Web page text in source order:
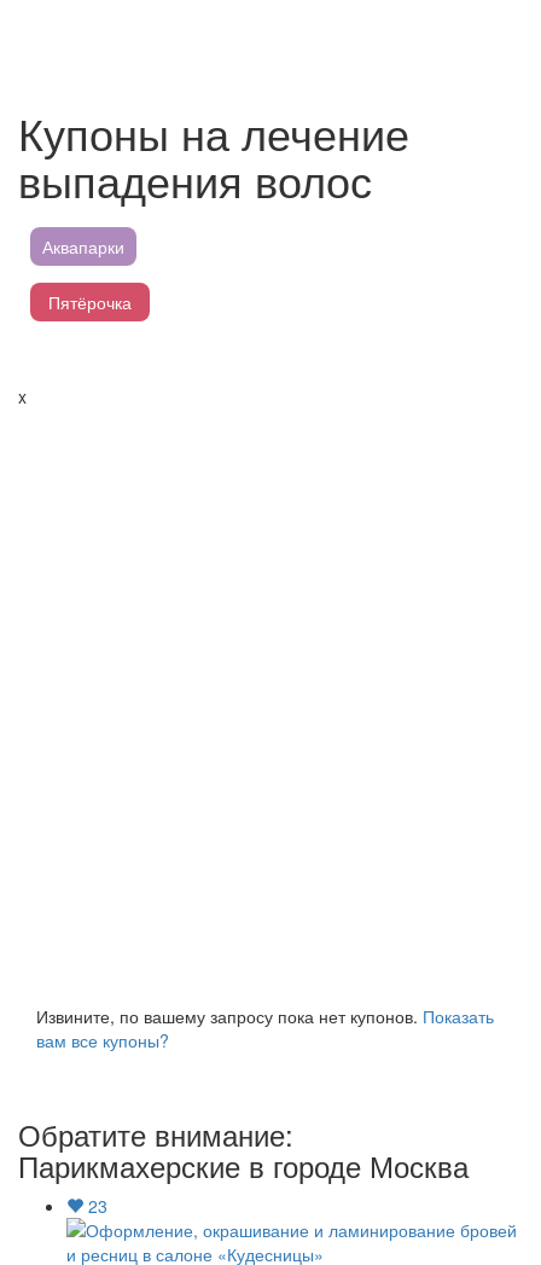
Купоны на лечение
выпадения волос
Аквапарки
Пятёрочка
x
Извините, по вашему запросу пока нет купонов. Показать
вам все купоны?
Обратите внимание:
Парикмахерские в городе Москва
23